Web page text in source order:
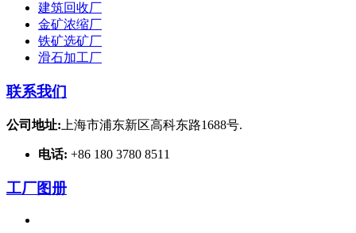
建筑回收厂
金矿浓缩厂
铁矿选矿厂
滑石加工厂
联系我们
公司地址: 上海市浦东新区高科东路1688号.
电话: +86 180 3780 8511
工厂图册